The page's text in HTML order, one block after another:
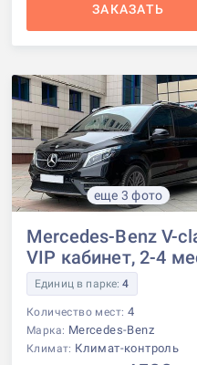
ЗАКАЗАТЬ
еще 3 фото
Mercedes-Benz V-
VIP кабинет, 2-4
Единиц в парке:4
Количество мест: 4
Марка: Mercedes-Benz
Климат: Климат-контроль